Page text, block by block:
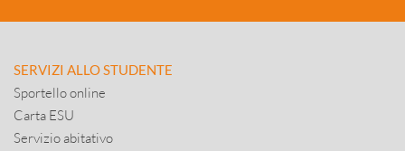
SERVIZI ALLO STUDENTE
Sportello online
Carta ESU
Servizio abitativo